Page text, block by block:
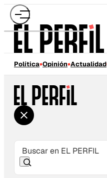
Política Opinión Actualidad